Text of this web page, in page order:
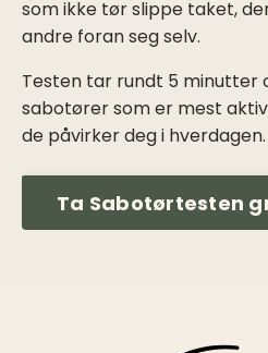
som ikke tør slippe taket,
andre foran seg selv.
Testen tar rundt 5 minutter
sabotører som er mest
de påvirker deg i hverdagen.
Ta Sabotørtesten